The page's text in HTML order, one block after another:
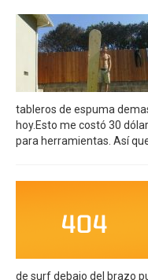
tableros de espuma
hoy.Esto me costó 30
para herramientas. Así
de surf debajo del brazo